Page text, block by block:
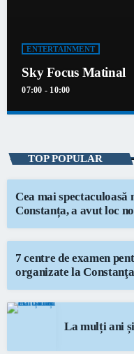
ENTERTAINMENT
Sky Focus Matinal
07:00 - 10:00
Informațiile actuale și
TOP POPULAR
Cea mai spectaculoasă
Constanța, a avut loc
7 centre de examen
organizate la Constanţa
La mulți ani